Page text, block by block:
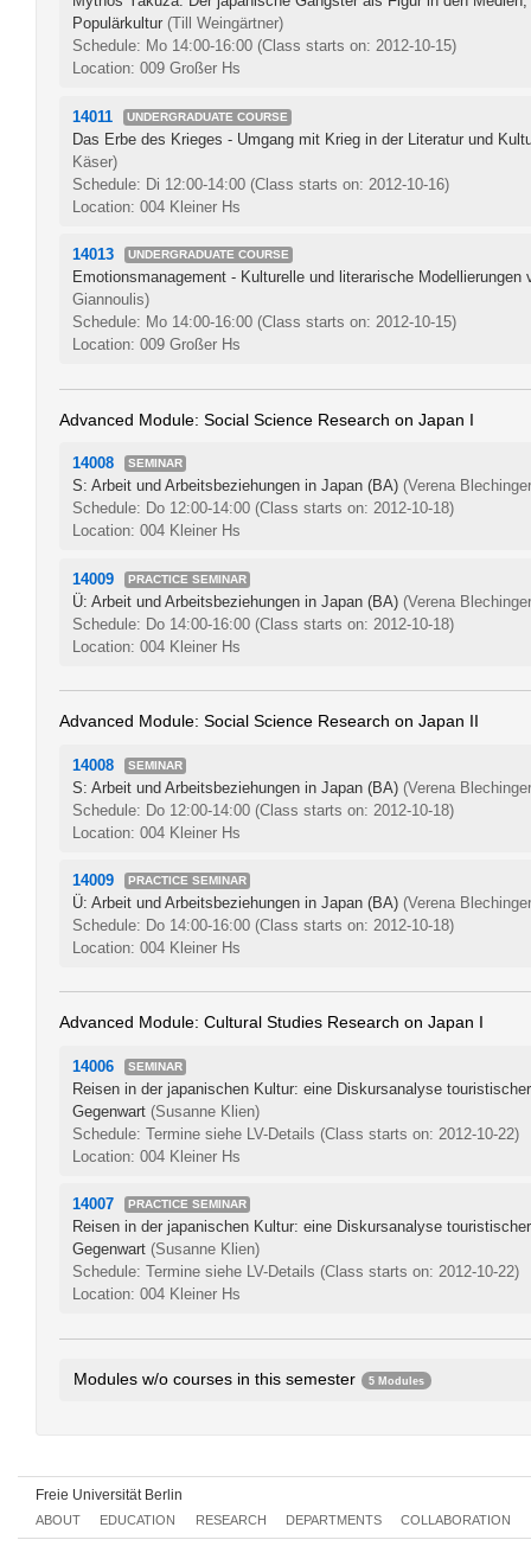
Populärkultur (Till Weingärtner)
Schedule: Mo 14:00-16:00 (Class starts on: 2012-10-15)
Location: 009 Großer Hs
14011 UNDERGRADUATE COURSE
Das Erbe des Krieges - Umgang mit Krieg in der Literatur und
Käser)
Schedule: Di 12:00-14:00 (Class starts on: 2012-10-16)
Location: 004 Kleiner Hs
14013 UNDERGRADUATE COURSE
Emotionsmanagement - Kulturelle und literarische Modellierungen
Giannoulis)
Schedule: Mo 14:00-16:00 (Class starts on: 2012-10-15)
Location: 009 Großer Hs
Advanced Module: Social Science Research on Japan I
14008 SEMINAR
S: Arbeit und Arbeitsbeziehungen in Japan (BA) (Verena
Schedule: Do 12:00-14:00 (Class starts on: 2012-10-18)
Location: 004 Kleiner Hs
14009 PRACTICE SEMINAR
Ü: Arbeit und Arbeitsbeziehungen in Japan (BA) (Verena
Schedule: Do 14:00-16:00 (Class starts on: 2012-10-18)
Location: 004 Kleiner Hs
Advanced Module: Social Science Research on Japan II
14008 SEMINAR
S: Arbeit und Arbeitsbeziehungen in Japan (BA) (Verena
Schedule: Do 12:00-14:00 (Class starts on: 2012-10-18)
Location: 004 Kleiner Hs
14009 PRACTICE SEMINAR
Ü: Arbeit und Arbeitsbeziehungen in Japan (BA) (Verena
Schedule: Do 14:00-16:00 (Class starts on: 2012-10-18)
Location: 004 Kleiner Hs
Advanced Module: Cultural Studies Research on Japan I
14006 SEMINAR
Reisen in der japanischen Kultur: eine Diskursanalyse
Gegenwart (Susanne Klien)
Schedule: Termine siehe LV-Details (Class starts on: 2012-10-22)
Location: 004 Kleiner Hs
14007 PRACTICE SEMINAR
Reisen in der japanischen Kultur: eine Diskursanalyse
Gegenwart (Susanne Klien)
Schedule: Termine siehe LV-Details (Class starts on: 2012-10-22)
Location: 004 Kleiner Hs
Modules w/o courses in this semester 5 Modules
Advanced Module: Advanced Japanese II 385aA1.7
Introductory Module: Cultural Studies Research on Japan II
Introductory Module: Social Science Research on Japan II
Freie Universität Berlin
ABOUT EDUCATION RESEARCH DEPARTMENTS COLLABORATION